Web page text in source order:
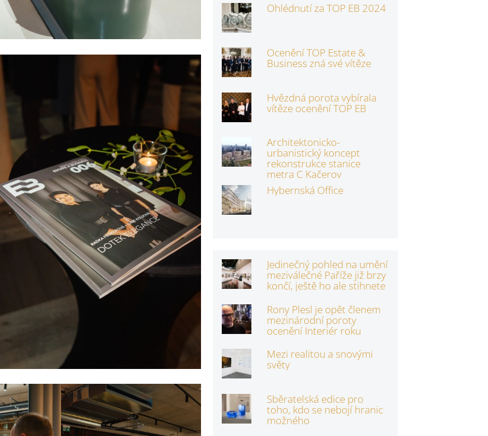
Ohlédnutí za TOP EB 2024
Ocenění TOP Estate &
Business zná své vítěze
Hvězdná porota vybírala
vítěze ocenění TOP EB
Architektonicko-
urbanistický koncept
rekonstrukce stanice
metra C Kačerov
Hybernská Office
Jedinečný pohled na umění
meziválečné Paříže již brzy
končí, ještě ho ale stihnete
Rony Plesl je opět členem
mezinárodní poroty
ocenění Interiér roku
Mezi realitou a snovými
světy
Sběratelská edice pro
toho, kdo se nebojí hranic
možného